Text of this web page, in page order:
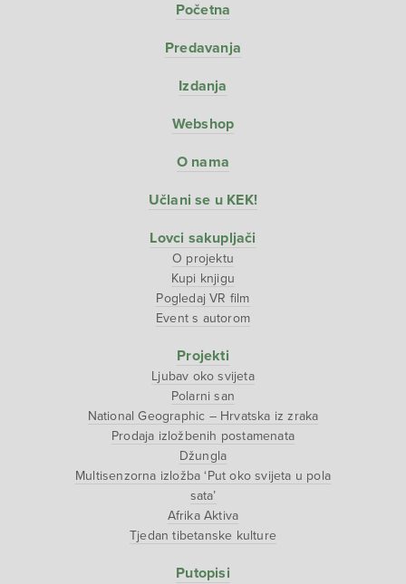
Početna
Predavanja
Izdanja
Webshop
O nama
Učlani se u KEK!
Lovci sakupljači
O projektu
Kupi knjigu
Pogledaj VR film
Event s autorom
Projekti
Ljubav oko svijeta
Polarni san
National Geographic – Hrvatska iz zraka
Prodaja izložbenih postamenata
Džungla
Multisenzorna izložba ‘Put oko svijeta u pola
sata’
Afrika Aktiva
Tjedan tibetanske kulture
Putopisi